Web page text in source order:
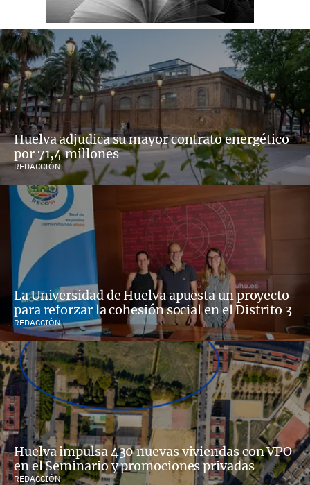
Huelva adjudica su mayor contrato energético
por 71,4 millones
REDACCIÓN
La Universidad de Huelva apuesta un proyecto
para reforzar la cohesión social en el Distrito 3
REDACCIÓN
Huelva impulsa 430 nuevas viviendas con VPO
en el Seminario y promociones privadas
REDACCIÓN